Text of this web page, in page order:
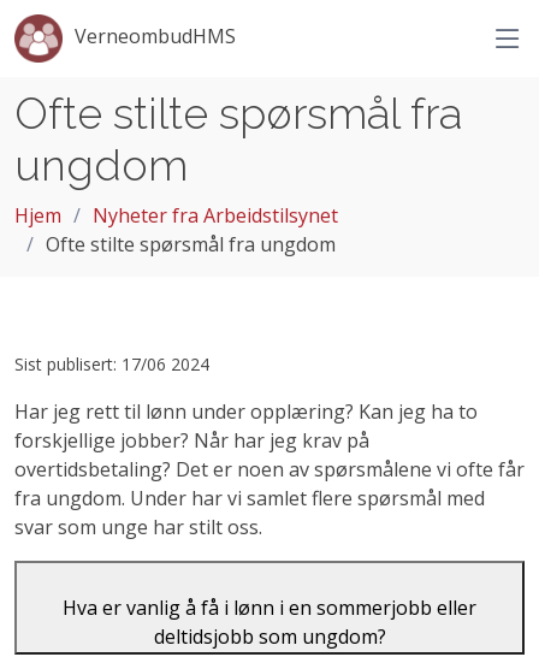
VerneombudHMS
Ofte stilte spørsmål fra
ungdom
Hjem
Nyheter fra Arbeidstilsynet
Ofte stilte spørsmål fra ungdom
Sist publisert: 17/06 2024
Har jeg rett til lønn under opplæring? Kan jeg ha to
forskjellige jobber? Når har jeg krav på
overtidsbetaling? Det er noen av spørsmålene vi ofte får
fra ungdom. Under har vi samlet flere spørsmål med
svar som unge har stilt oss.
Hva er vanlig å få i lønn i en sommerjobb eller
deltidsjobb som ungdom?